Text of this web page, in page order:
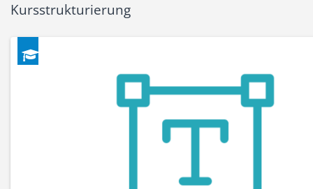
Kursstrukturierung